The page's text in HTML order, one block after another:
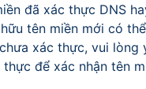
đã xác thực DNS
tên miền mới có
xác thực, vui lòng
để xác nhận tên